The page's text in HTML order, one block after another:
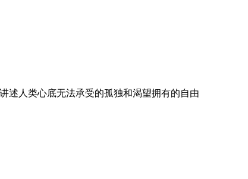
述人类心底无法承受的孤独和渴望拥有的自由